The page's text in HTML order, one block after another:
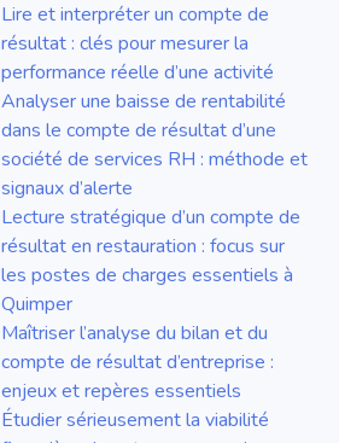
Lire et interpréter un compte de
résultat : clés pour mesurer la
performance réelle d’une activité
Analyser une baisse de rentabilité
dans le compte de résultat d’une
société de services RH : méthode et
signaux d’alerte
Lecture stratégique d’un compte de
résultat en restauration : focus sur
les postes de charges essentiels à
Quimper
Maîtriser l’analyse du bilan et du
compte de résultat d’entreprise :
enjeux et repères essentiels
Étudier sérieusement la viabilité